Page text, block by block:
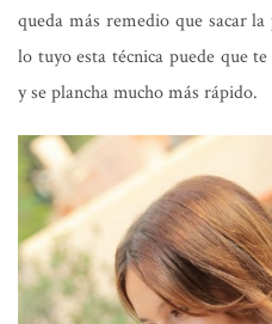
queda más remedio que sacar
lo tuyo esta técnica puede que
y se plancha mucho más rápido.